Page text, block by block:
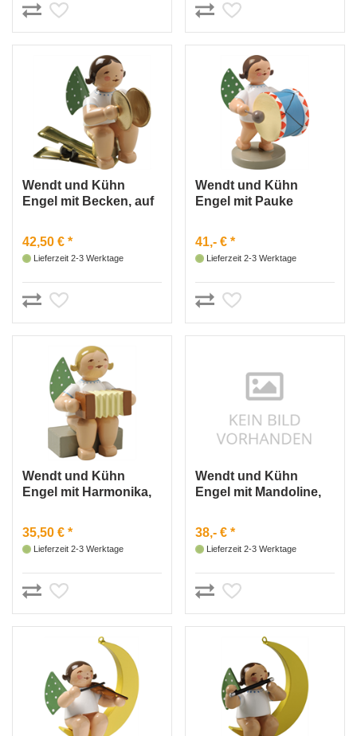
Wendt und Kühn
Engel mit Becken, auf
42,50 € *
Lieferzeit 2-3 Werktage
Wendt und Kühn
Engel mit Pauke
41,- € *
Lieferzeit 2-3 Werktage
Wendt und Kühn
Engel mit Harmonika,
35,50 € *
Lieferzeit 2-3 Werktage
Wendt und Kühn
Engel mit Mandoline,
38,- € *
Lieferzeit 2-3 Werktage